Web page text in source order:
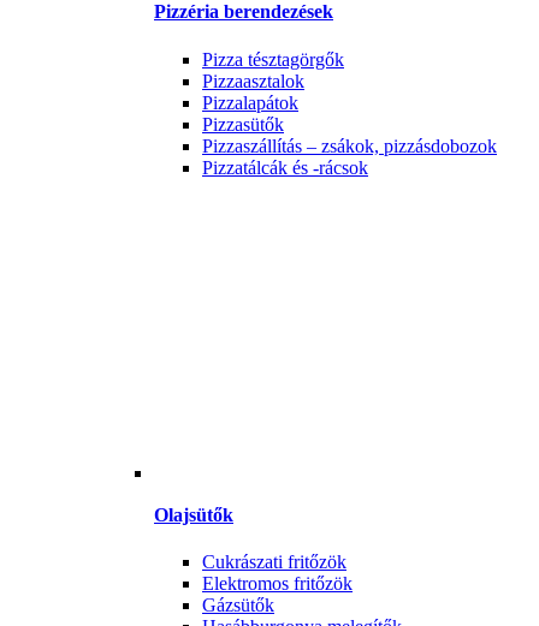
Pizzéria berendezések
Pizza tésztagörgők
Pizzaasztalok
Pizzalapátok
Pizzasütők
Pizzaszállítás – zsákok, pizzásdobozok
Pizzatálcák és -rácsok
Olajsütők
Cukrászati fritőzök
Elektromos fritőzök
Gázsütők